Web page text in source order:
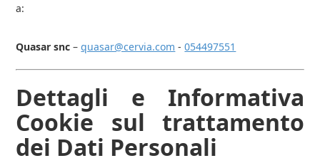
a:
Quasar snc –quasar@cervia.com -054497551
Dettagli e Informativa
Cookie sul trattamento
dei Dati Personali